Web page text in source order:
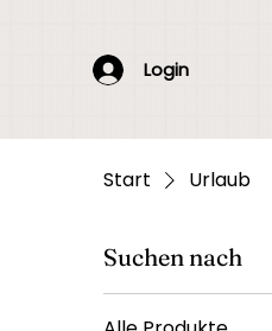
Login
Start Urlaub
Suchen nach